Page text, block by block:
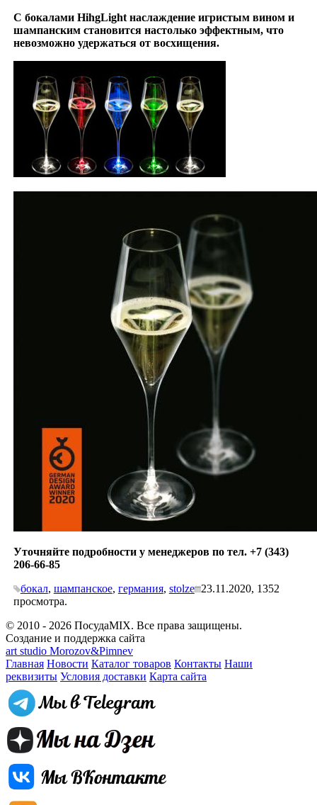
С бокалами HihgLight наслаждение игристым вином и
шампанским становится настолько эффектным, что
невозможно удержаться от восхищения.
Уточняйте подробности у менеджеров по тел. +7 (343)
206-66-85
бокал, шампанское, германия, stolze 23.11.2020, 1352
просмотра.
© 2010 - 2026 ПосудаMIX. Все права защищены.
Создание и поддержка сайта
art studio Morozov&Pimnev
Главная Новости Каталог товаров Контакты Наши
реквизиты Условия доставки Карта сайта